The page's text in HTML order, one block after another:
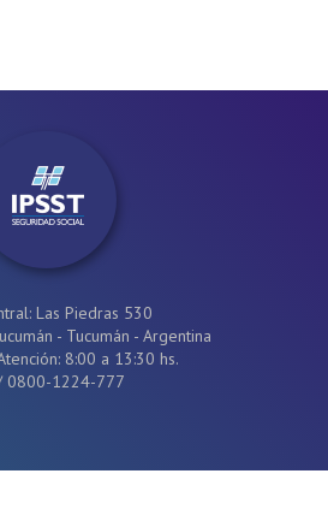
Las Piedras 530
- Tucumán - Argentina
8:00 a 13:30 hs.
0800-1224-777